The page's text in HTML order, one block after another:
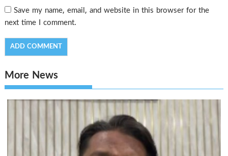
Save my name, email, and website in this browser for the
next time I comment.
More News